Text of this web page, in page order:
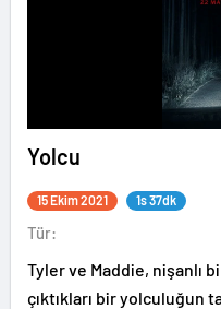
Yolcu
15 Ekim 2021 1s 37dk
Tür:
Tyler ve Maddie, nişanlı
çıktıkları bir yolculuğun